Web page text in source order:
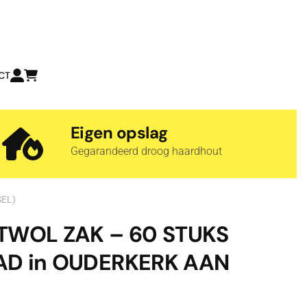
Eigen opslag
Gegarandeerd droog haardhout
ZAK – 60 STUKS
in OUDERKERK AAN